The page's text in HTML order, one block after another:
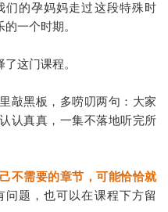
的孕妈妈走过这段特殊时
一个时期。
这门课程。
敲黑板，多唠叨两句：大家
认真真，一集不落地听完所
不需要的章节，可能恰恰就
问题，也可以在课程下方留